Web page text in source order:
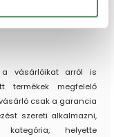
tehát a szálíltási díj is,
a vásárlóikat arról is
termékek megfelelő
csak a garancia
szereti alkalmazni,
helyette